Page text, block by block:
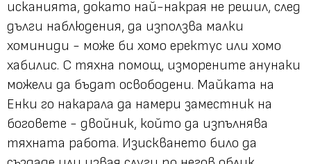
исканията, докато най-накрая не решил, след
дълги наблюдения, да използва малки
хоминиди - може би хомо еректус или хомо
хабилис. С тяхна помощ, изморените анунаки
можели да бъдат освободени. Майката на
Енки го накарала да намери заместник на
боговете - двойник, който да изпълнява
тяхната работа. Изискването било да